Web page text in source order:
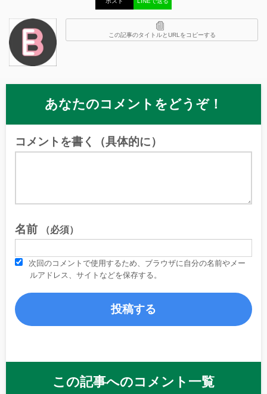
この記事のタイトルとURLをコピーする
あなたのコメントをどうぞ！
コメントを書く（具体的に）
名前 （必須）
次回のコメントで使用するため、ブラウザに自分の名前やメー
ルアドレス、サイトなどを保存する。
この記事へのコメント一覧